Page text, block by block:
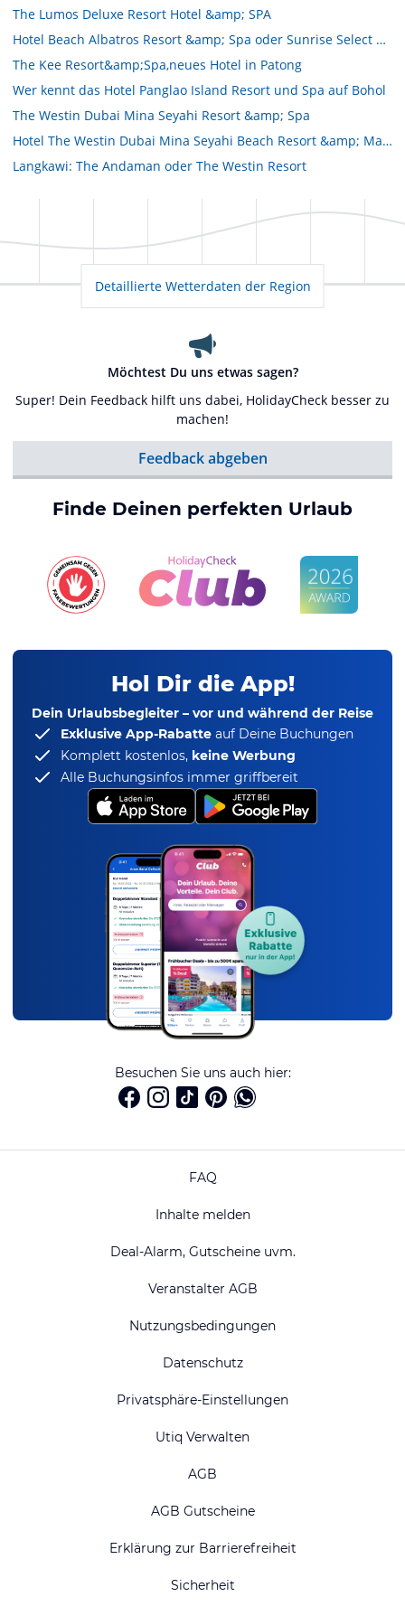
The Lumos Deluxe Resort Hotel &amp; SPA
Hotel Beach Albatros Resort &amp; Spa oder Sunrise Select Garden Beach Resort &amp; Spa
The Kee Resort&amp;Spa,neues Hotel in Patong
Wer kennt das Hotel Panglao Island Resort und Spa auf Bohol
The Westin Dubai Mina Seyahi Resort &amp; Spa
Hotel The Westin Dubai Mina Seyahi Beach Resort &amp; Marina
Langkawi: The Andaman oder The Westin Resort
Detaillierte Wetterdaten der Region
Möchtest Du uns etwas sagen?
Super! Dein Feedback hilft uns dabei, HolidayCheck besser zu
machen!
Feedback abgeben
Finde Deinen perfekten Urlaub
Hol Dir die App!
Dein Urlaubsbegleiter – vor und während der Reise
Exklusive App-Rabatte auf Deine Buchungen
Komplett kostenlos, keine Werbung
Alle Buchungsinfos immer griffbereit
Besuchen Sie uns auch hier:
FAQ
Inhalte melden
Deal-Alarm, Gutscheine uvm.
Veranstalter AGB
Nutzungsbedingungen
Datenschutz
Privatsphäre-Einstellungen
Utiq Verwalten
AGB
AGB Gutscheine
Erklärung zur Barrierefreiheit
Sicherheit